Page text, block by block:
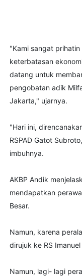
"Kami sangat
keterbatasan
datang untuk
pengobatan adik
Jakarta," ujarnya.
"Hari ini,
RSPAD Gatot
imbuhnya.
AKBP Andik
mendapatkan
Besar.
Namun, karena
dirujuk ke RS
Namun, lagi- lagi